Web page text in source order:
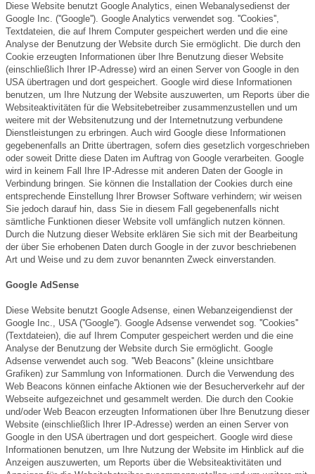
Diese Website benutzt Google Analytics, einen Webanalysedienst der
Google Inc. (''Google''). Google Analytics verwendet sog. ''Cookies'',
Textdateien, die auf Ihrem Computer gespeichert werden und die eine
Analyse der Benutzung der Website durch Sie ermöglicht. Die durch den
Cookie erzeugten Informationen über Ihre Benutzung dieser Website
(einschließlich Ihrer IP-Adresse) wird an einen Server von Google in den
USA übertragen und dort gespeichert. Google wird diese Informationen
benutzen, um Ihre Nutzung der Website auszuwerten, um Reports über die
Websiteaktivitäten für die Websitebetreiber zusammenzustellen und um
weitere mit der Websitenutzung und der Internetnutzung verbundene
Dienstleistungen zu erbringen. Auch wird Google diese Informationen
gegebenenfalls an Dritte übertragen, sofern dies gesetzlich vorgeschrieben
oder soweit Dritte diese Daten im Auftrag von Google verarbeiten. Google
wird in keinem Fall Ihre IP-Adresse mit anderen Daten der Google in
Verbindung bringen. Sie können die Installation der Cookies durch eine
entsprechende Einstellung Ihrer Browser Software verhindern; wir weisen
Sie jedoch darauf hin, dass Sie in diesem Fall gegebenenfalls nicht
sämtliche Funktionen dieser Website voll umfänglich nutzen können.
Durch die Nutzung dieser Website erklären Sie sich mit der Bearbeitung
der über Sie erhobenen Daten durch Google in der zuvor beschriebenen
Art und Weise und zu dem zuvor benannten Zweck einverstanden.
Google AdSense
Diese Website benutzt Google Adsense, einen Webanzeigendienst der
Google Inc., USA (''Google''). Google Adsense verwendet sog. ''Cookies''
(Textdateien), die auf Ihrem Computer gespeichert werden und die eine
Analyse der Benutzung der Website durch Sie ermöglicht. Google
Adsense verwendet auch sog. ''Web Beacons'' (kleine unsichtbare
Grafiken) zur Sammlung von Informationen. Durch die Verwendung des
Web Beacons können einfache Aktionen wie der Besucherverkehr auf der
Webseite aufgezeichnet und gesammelt werden. Die durch den Cookie
und/oder Web Beacon erzeugten Informationen über Ihre Benutzung dieser
Website (einschließlich Ihrer IP-Adresse) werden an einen Server von
Google in den USA übertragen und dort gespeichert. Google wird diese
Informationen benutzen, um Ihre Nutzung der Website im Hinblick auf die
Anzeigen auszuwerten, um Reports über die Websiteaktivitäten und